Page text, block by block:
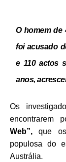
O homem de
foi acusado
e 110 actos
anos,
Os
encontrarem
Web”, que
populosa do
Austrália.